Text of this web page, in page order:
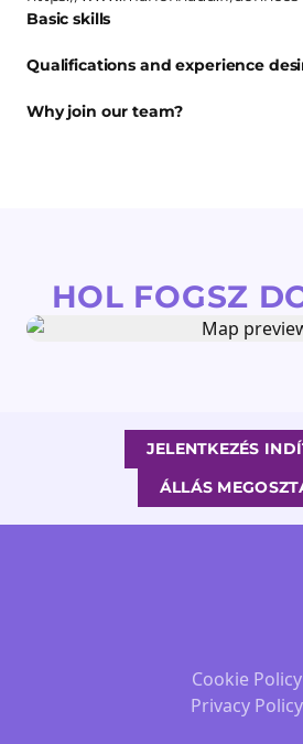
Basic skills
Qualifications and experience
Why join our team?
HOL FOGSZ
JELENTKEZÉS
ÁLLÁS
Cookie Policy
Privacy Policy